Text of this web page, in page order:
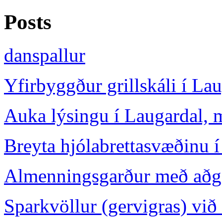
Posts
danspallur
Yfirbyggður grillskáli í
Auka lýsingu í Laugardal,
Breyta hjólabrettasvæðinu
Almenningsgarður með
Sparkvöllur (gervigras)